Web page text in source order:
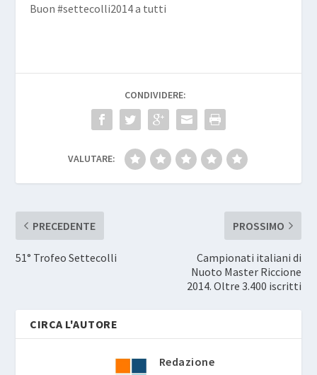
Buon #settecolli2014 a tutti
CONDIVIDERE:
VALUTARE:
PRECEDENTE
51° Trofeo Settecolli
PROSSIMO
Campionati italiani di
Nuoto Master Riccione
2014. Oltre 3.400 iscritti
CIRCA L'AUTORE
Redazione